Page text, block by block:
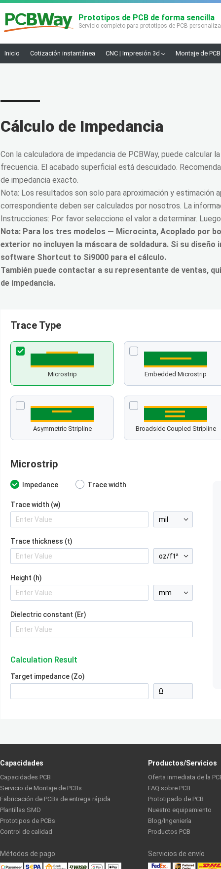
Prototipos de PCB de forma sencilla
Servicio completo para prototipos de PCB
Inicio Cotización instantánea CNC | Impresión 3d Montaje de
Cálculo de Impedancia
Con la calculadora de impedancia de PCBWay, puede calcular
frecuencia. El acabado superficial está descuidado.
de impedancia exacto.
Nota: Los resultados son solo para aproximación y estimación
correspondiente deben ser calculados por nosotros. La
Instrucciones: Por favor seleccione el valor a determinar.
Nota: Para los tres modelos — Microcinta, Acoplado por
exterior no incluyen la máscara de soldadura. Si su
software Shortcut to Si9000 para el cálculo.
También puede contactar a su representante de ventas,
de impedancia.
Trace Type
Microstrip Embedded Microstrip
Asymmetric Stripline Broadside Coupled Stripline
Microstrip
Impedance Trace width
Trace width (w)
Trace thickness (t)
Height (h)
Dielectric constant (Er)
Calculation Result
Target impedance (Zo)
Capacidades
Capacidades PCB
Servicio de Montaje de PCBs
Fabricación de PCBs de entrega rápida
Plantillas SMD
Prototipos de PCBs
Control de calidad
Productos/Servicios
Oferta inmediata de la
FAQ sobre PCB
Prototipado de PCB
Nuestro equipamiento
Blog/Ingeniería
Productos PCB
Métodos de pago Servicios de envío